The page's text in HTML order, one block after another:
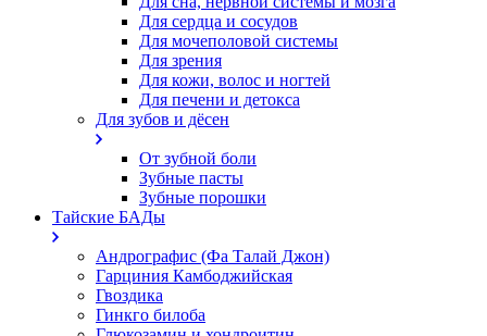
Для сердца и сосудов
Для мочеполовой системы
Для зрения
Для кожи, волос и ногтей
Для печени и детокса
Для зубов и дёсен
От зубной боли
Зубные пасты
Зубные порошки
Тайские БАДы
Андрографис (Фа Талай Джон)
Гарциния Камбоджийская
Гвоздика
Гинкго билоба